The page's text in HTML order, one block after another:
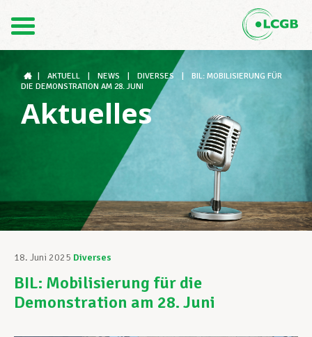
FR
Der LCGB
Gewerkschaftsstrukturen
Unterstützung im Arbeitsalltag
Ihre Rechte
AKTUELL NEWS DIVERSES
BIL: MOBILISIERUNG FÜR
DIE DEMONSTRATION AM 28. JUNI
Aktuelles
18. Juni 2025 Diverses
BIL: Mobilisierung für die
Demonstration am 28. Juni